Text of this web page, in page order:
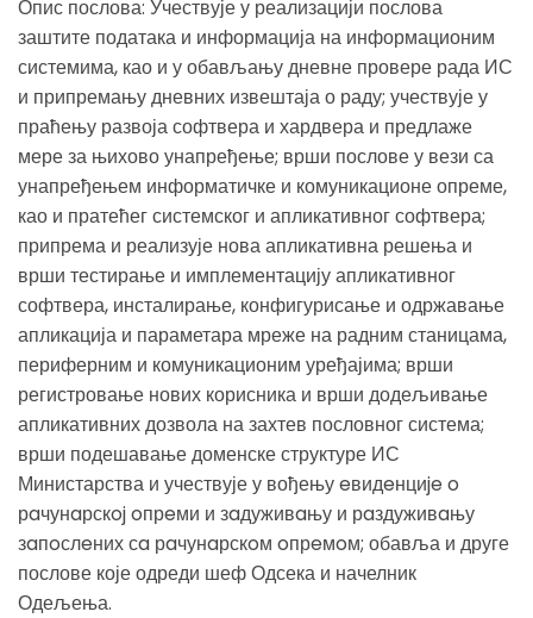
Опис послова: Учествује у реализацији послова
заштите података и информација на информационим
системима, као и у обављању дневне провере рада ИС
и припремању дневних извештаја о раду; учествује у
праћењу развоја софтвера и хардвера и предлаже
мере за њихово унапређење; врши послове у вези са
унапређењем информатичке и комуникационе опреме,
као и пратећег системског и апликативног софтвера;
припрема и реализује нова апликативна решења и
врши тестирање и имплементацију апликативног
софтвера, инсталирање, конфигурисање и одржавање
апликација и параметара мреже на радним станицама,
периферним и комуникационим уређајима; врши
регистровање нових корисника и врши додељивање
апликативних дозвола на захтев пословног система;
врши подешавање доменске структуре ИС
Министарства и учествује у вођењу eвидeнциje o
рaчунaрскoj oпрeми и зaдуживaњу и рaздуживaњу
зaпoслeних сa рaчунaрскoм oпрeмoм; обавља и друге
послове које одреди шеф Одсека и начелник
Одељења.